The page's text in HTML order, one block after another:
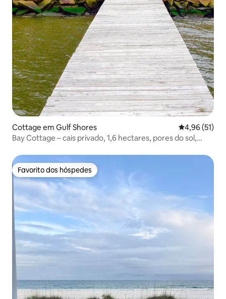
Cottage em Gulf Shores Classificação
4,96 (51)
Bay Cottage – cais privado, 1,6 hectares, pores do sol,
Favorito dos hóspedes
Favorito dos hóspedes